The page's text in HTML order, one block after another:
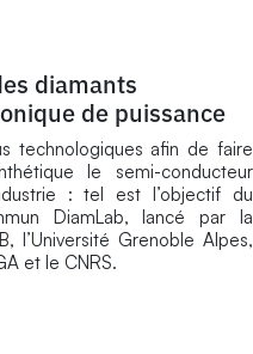
diamants
de puissance
technologiques afin de faire
le semi-conducteur
: tel est l’objectif du
DiamLab, lancé par la
l’Université Grenoble Alpes,
et le CNRS.